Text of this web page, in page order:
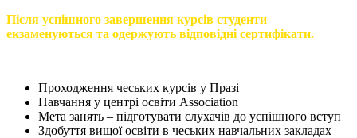
Після успішного завершення курсів студенти
екзаменуються та одержують відповідні сертифікати.
Проходження чеських курсів у Празі
Навчання у центрі освіти Association
Мета занять – підготувати слухачів до успішного вступ
Здобуття вищої освіти в чеських навчальних закладах